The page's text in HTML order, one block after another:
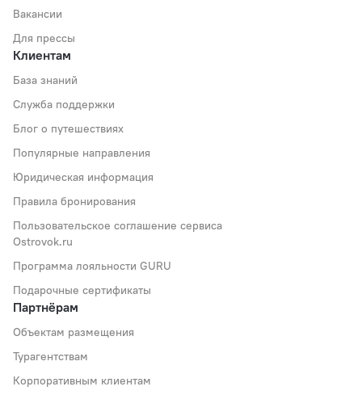
Вакансии
Для прессы
Клиентам
База знаний
Служба поддержки
Блог о путешествиях
Популярные направления
Юридическая информация
Правила бронирования
Пользовательское соглашение сервиса
Ostrovok.ru
Программа лояльности GURU
Подарочные сертификаты
Партнёрам
Объектам размещения
Турагентствам
Корпоративным клиентам